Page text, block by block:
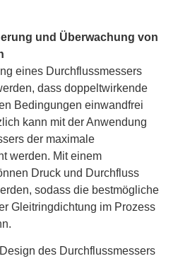
und Überwachung von
eines Durchflussmessers
dass doppeltwirkende
Bedingungen einwandfrei
kann mit der Anwendung
der maximale
werden. Mit einem
Druck und Durchfluss
sodass die bestmögliche
Gleitringdichtung im Prozess
des Durchflussmessers